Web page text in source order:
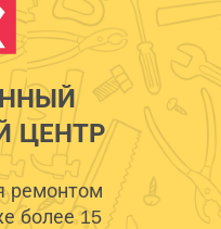
ЦЕНТР
ремонтом
более 15